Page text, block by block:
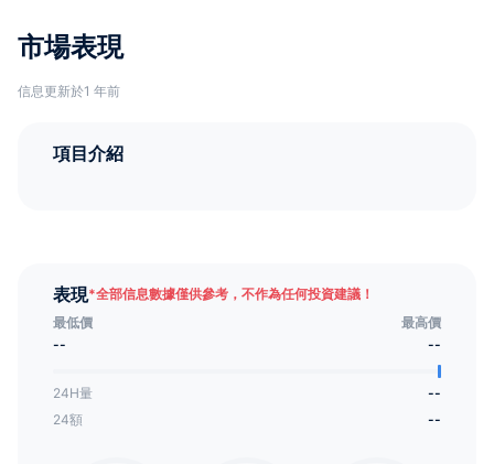
市場表現
信息更新於1 年前
項目介紹
表現*全部信息數據僅供參考，不作為任何投資建議！
最低價
最高價
--
--
24H量
--
24額
--